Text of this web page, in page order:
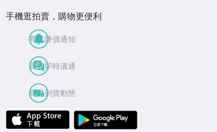
手機逛拍賣，購物更便利
商品降價通知
買賣即時溝通
商品到貨動態
APP Store